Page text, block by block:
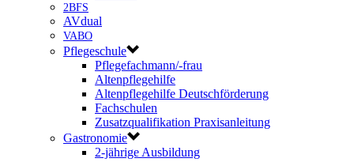
2BFS
AVdual
VABO
Pflegeschule
Pflegefachmann/-frau
Altenpflegehilfe
Altenpflegehilfe Deutschförderung
Fachschulen
Zusatzqualifikation Praxisanleitung
Gastronomie
2-jährige Ausbildung